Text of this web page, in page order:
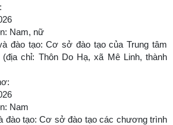
Nam, nữ
đào tạo: Cơ sở đào tạo của Trung tâm
chỉ: Thôn Do Hạ, xã Mê Linh, thành
Nam
đào tạo: Cơ sở đào tạo các chương trình